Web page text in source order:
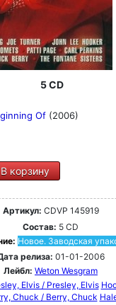
5 CD
Of (2006)
В корзину
Артикул: CDVP 145919
Состав: 5 CD
Новое. Заводская
релиза: 01-01-2006
Лейбл: Weton Wesgram
Elvis / Presley, Elvis
Chuck / Berry, Chuck